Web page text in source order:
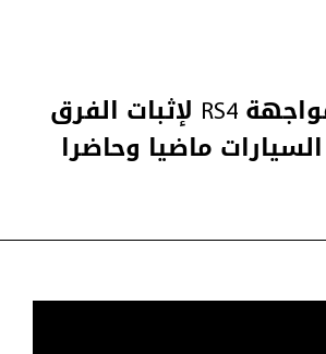
أودي S3 بمواجهة RS4 لإثبات الفرق
ماضيا وحاضرا